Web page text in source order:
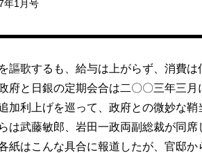
年1月号
謳歌するも、給与は上がらず、消費
府と日銀の定期会合は二〇〇三年三
加利上げを巡って、政府との微妙な
は武藤敏郎、岩田一政両副総裁が同
はこんな具合に報道したが、官邸か